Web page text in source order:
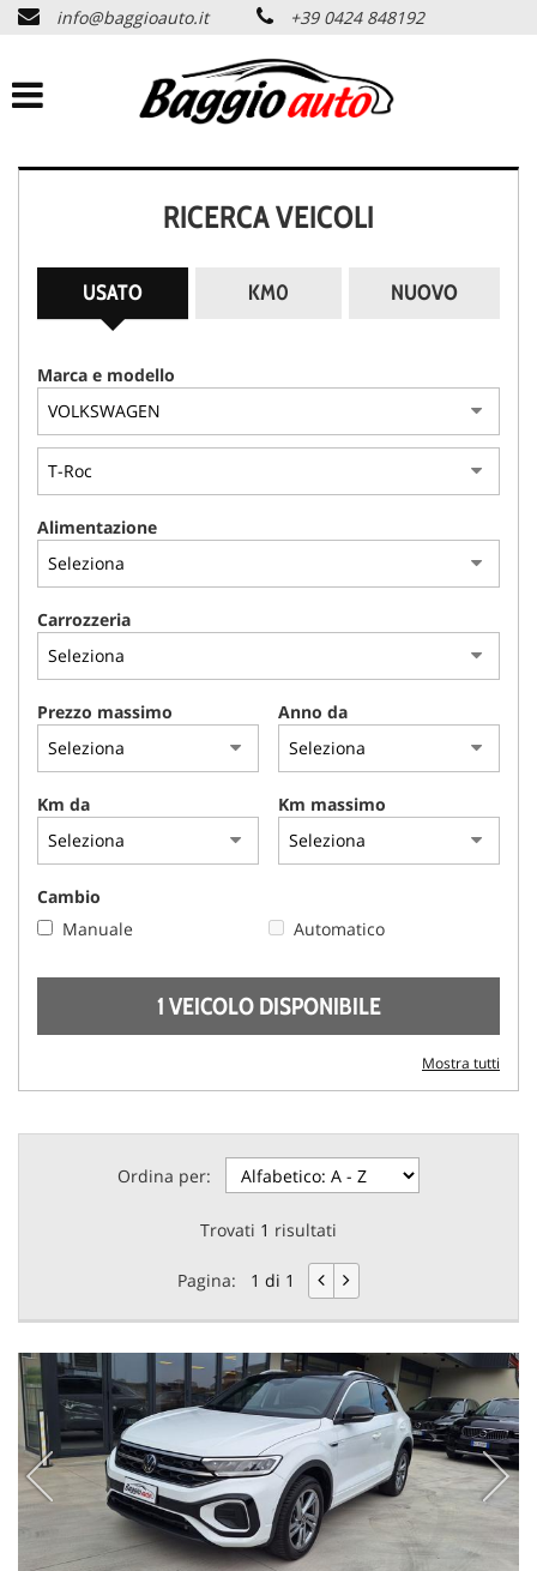
AZIENDA
LISTA VEICOLI
ASSISTENZA
SERVIZI
NEWS
info@baggioauto.it +39 0424 848192
RICERCA VEICOLI
USATO KM0 NUOVO
Marca e modello
Alimentazione
Carrozzeria
Prezzo massimo Anno da
Km da Km massimo
Cambio
Manuale
Automatico
1 VEICOLO DISPONIBILE
Mostra tutti
Ordina per:
Trovati 1 risultati
Pagina: 1 di 1